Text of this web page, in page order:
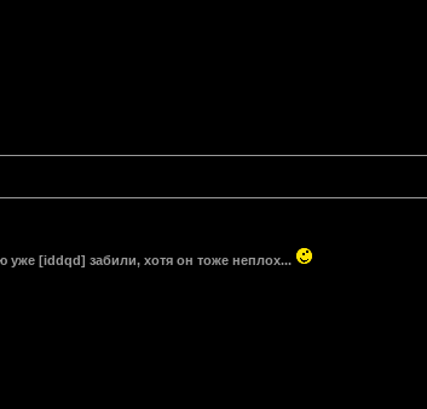
уже [iddqd] забили, хотя он тоже неплох...